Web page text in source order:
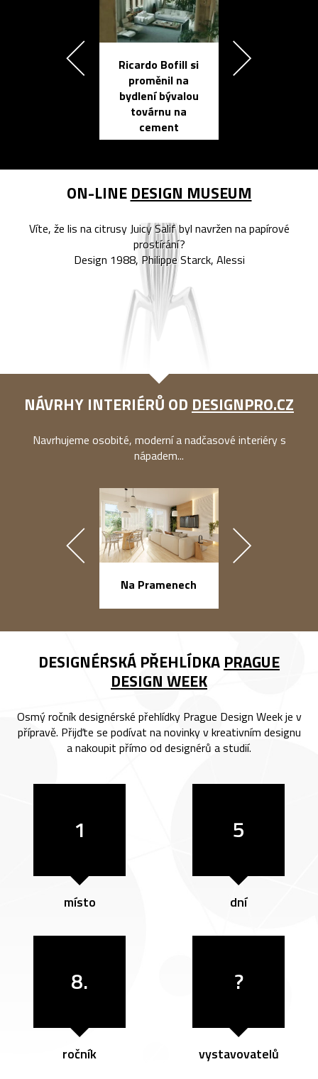
Ricardo Bofill si
proměnil na
bydlení bývalou
továrnu na
cement
ON-LINE DESIGN MUSEUM
Víte, že lis na citrusy Juicy Salif byl navržen na papírové
prostírání?
Design 1988, Philippe Starck, Alessi
NÁVRHY INTERIÉRŮ OD DESIGNPRO.CZ
Navrhujeme osobité, moderní a nadčasové interiéry s
nápadem...
Na Pramenech
DESIGNÉRSKÁ PŘEHLÍDKA PRAGUE
DESIGN WEEK
Osmý ročník designérské přehlídky Prague Design Week je v
přípravě. Přijďte se podívat na novinky v kreativním designu
a nakoupit přímo od designérů a studií.
1
místo
5
dní
8.
ročník
?
vystavovatelů